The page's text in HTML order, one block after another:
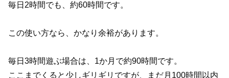
毎日2時間でも、約60時間です。
この使い方なら、かなり余裕があります。
毎日3時間遊ぶ場合は、1か月で約90時間です。
ここまでくると少しギリギリですが、まだ月100時間以内